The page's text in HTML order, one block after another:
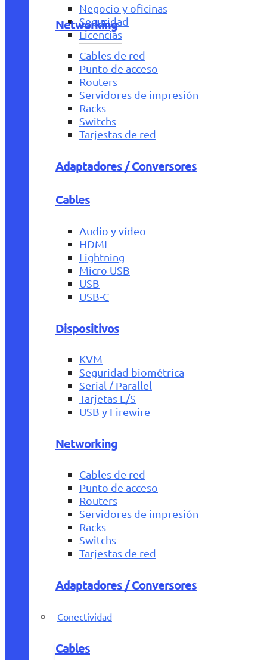
Negocio y oficinas
Seguridad
Licencias
Networking
Cables de red
Punto de acceso
Routers
Servidores de impresión
Racks
Switchs
Tarjestas de red
Adaptadores / Conversores
Cables
Audio y vídeo
HDMI
Lightning
Micro USB
USB
USB-C
Dispositivos
KVM
Seguridad biométrica
Serial / Parallel
Tarjetas E/S
USB y Firewire
Networking
Cables de red
Punto de acceso
Routers
Servidores de impresión
Racks
Switchs
Tarjestas de red
Adaptadores / Conversores
Conectividad
Cables